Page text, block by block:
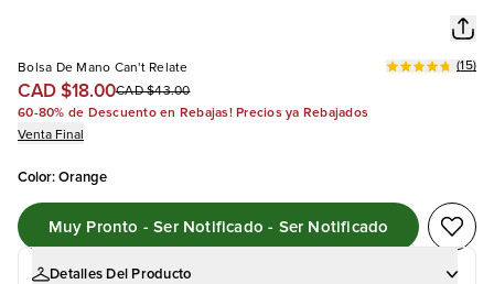
Bolsa De Mano Can't Relate
CAD $18.00CAD $43.00
(15)
60-80% de Descuento en Rebajas! Precios ya Rebajados
Venta Final
Color:Orange
Muy Pronto - Ser Notificado - Ser Notificado
Detalles Del Producto